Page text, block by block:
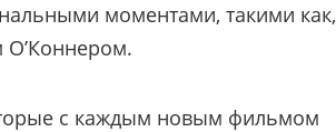
моментами, такими как,
с каждым новым фильмом